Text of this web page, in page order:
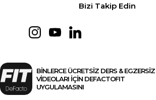
Bizi Takip Edin
BİNLERCE ÜCRETSİZ DERS & EGZERSİZ
VİDEOLARI İÇİN DEFACTOFIT
UYGULAMASINI